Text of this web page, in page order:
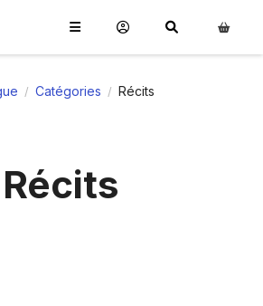
/ Catégories / Récits
Récits